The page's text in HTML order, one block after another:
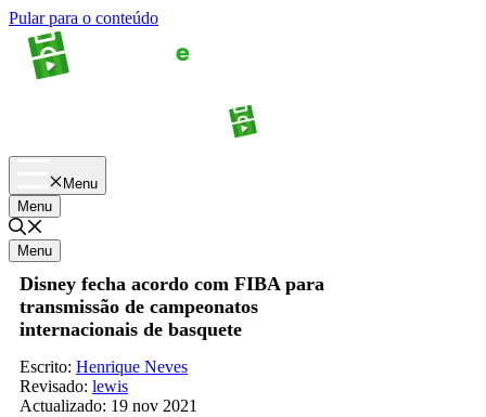
Pular para o conteúdo
Menu
Menu
Menu
Disney fecha acordo com FIBA para
transmissão de campeonatos
internacionais de basquete
Escrito: Henrique Neves
Revisado: lewis
Actualizado: 19 nov 2021